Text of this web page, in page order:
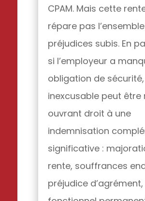
CPAM. Mais cette
répare pas
préjudices subis. En
si l’employeur a
obligation de
inexcusable peut être
ouvrant droit à une
indemnisation
significative :
rente, souffrances
préjudice